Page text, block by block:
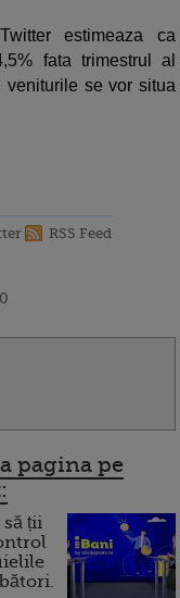
estimeaza ca
fata trimestrul al
se vor situa
RSS Feed
pagina pe
să ții